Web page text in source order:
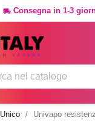
 Consegna in 1-3
Unico
Univapo